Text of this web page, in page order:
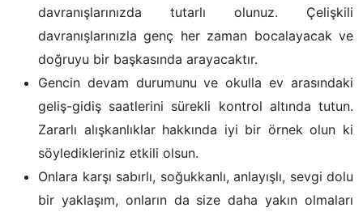
davranışlarınızda tutarlı olunuz. Çelişkili
davranışlarınızla genç her zaman bocalayacak ve
doğruyu bir başkasında arayacaktır.
Gencin devam durumunu ve okulla ev arasındaki
geliş-gidiş saatlerini sürekli kontrol altında tutun.
Zararlı alışkanlıklar hakkında iyi bir örnek olun ki
söyledikleriniz etkili olsun.
Onlara karşı sabırlı, soğukkanlı, anlayışlı, sevgi dolu
bir yaklaşım, onların da size daha yakın olmaları